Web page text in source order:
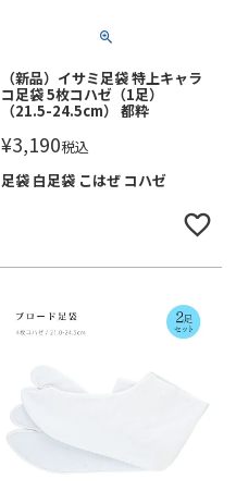
（新品）イサミ足袋 特上キャラ
コ足袋 5枚コハゼ（1足）
（21.5-24.5cm） 都粋
¥3,190税込
足袋 白足袋 こはぜ コハゼ